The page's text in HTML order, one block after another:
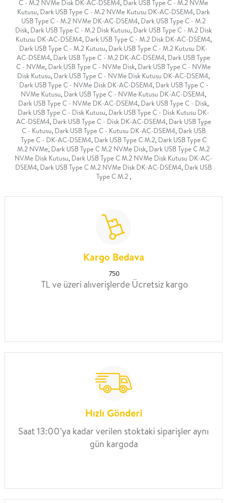
C - M.2 NVMe Disk DK-AC-DSEM4, Dark USB Type C - M.2 NVMe
Kutusu, Dark USB Type C - M.2 NVMe Kutusu DK-AC-DSEM4, Dark
USB Type C - M.2 NVMe DK-AC-DSEM4, Dark USB Type C - M.2
Disk, Dark USB Type C - M.2 Disk Kutusu, Dark USB Type C - M.2 Disk
Kutusu DK-AC-DSEM4, Dark USB Type C - M.2 Disk DK-AC-DSEM4,
Dark USB Type C - M.2 Kutusu, Dark USB Type C - M.2 Kutusu DK-
AC-DSEM4, Dark USB Type C - M.2 DK-AC-DSEM4, Dark USB Type
C - NVMe, Dark USB Type C - NVMe Disk, Dark USB Type C - NVMe
Disk Kutusu, Dark USB Type C - NVMe Disk Kutusu DK-AC-DSEM4,
Dark USB Type C - NVMe Disk DK-AC-DSEM4, Dark USB Type C -
NVMe Kutusu, Dark USB Type C - NVMe Kutusu DK-AC-DSEM4,
Dark USB Type C - NVMe DK-AC-DSEM4, Dark USB Type C - Disk,
Dark USB Type C - Disk Kutusu, Dark USB Type C - Disk Kutusu DK-
AC-DSEM4, Dark USB Type C - Disk DK-AC-DSEM4, Dark USB Type
C - Kutusu, Dark USB Type C - Kutusu DK-AC-DSEM4, Dark USB
Type C - DK-AC-DSEM4, Dark USB Type C M.2, Dark USB Type C
M.2 NVMe, Dark USB Type C M.2 NVMe Disk, Dark USB Type C M.2
NVMe Disk Kutusu, Dark USB Type C M.2 NVMe Disk Kutusu DK-AC-
DSEM4, Dark USB Type C M.2 NVMe Disk DK-AC-DSEM4, Dark USB
Type C M.2,
Kargo Bedava
750
TL ve üzeri alıverişlerde Ücretsiz kargo
Hızlı Gönderi
Saat 13:00’ya kadar verilen stoktaki siparişler aynı
gün kargoda